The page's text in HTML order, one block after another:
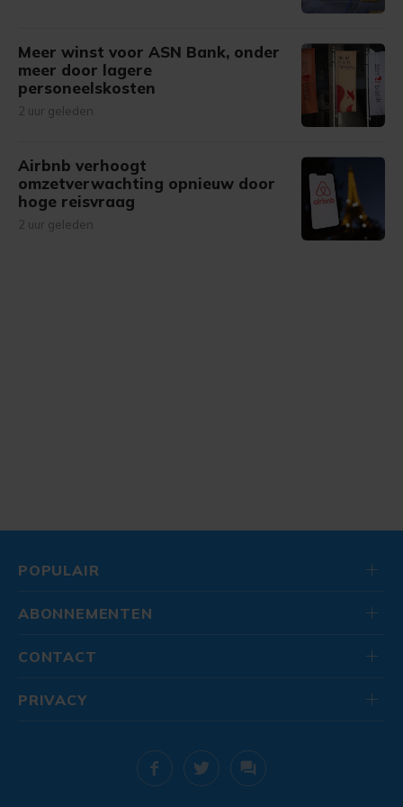
Meer winst voor ASN Bank, onder
meer door lagere
personeelskosten
2 uur geleden
Airbnb verhoogt
omzetverwachting opnieuw door
hoge reisvraag
2 uur geleden
POPULAIR
ABONNEMENTEN
CONTACT
PRIVACY